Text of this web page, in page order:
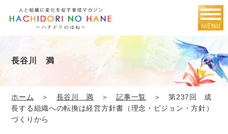
長谷川 満
ホーム ＞ 長谷川 満 ＞記事一覧 ＞ 第237回 成
長する組織への転換は経営方針書（理念・ビジョン・方針）
づくりから